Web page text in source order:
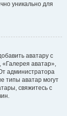
уникально для
аватару с
«Галерея аватар»,
администратора
типы аватар могут
свяжитесь с